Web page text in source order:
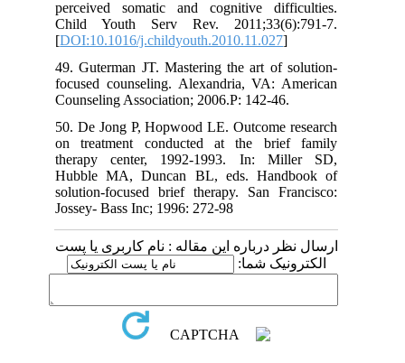
perceived somatic and cognitive difficulties.
Child Youth Serv Rev. 2011;33(6):791-7.
[DOI:10.1016/j.childyouth.2010.11.027
49. Guterman JT. Mastering the art of solution-
focused counseling. Alexandria, VA: American
Counseling Association; 2006.P: 142-46.
50. De Jong P, Hopwood LE. Outcome research
on treatment conducted at the brief family
therapy center, 1992-1993. In: Miller SD,
Hubble MA, Duncan BL, eds. Handbook of
solution-focused brief therapy. San Francisco:
Jossey- Bass Inc; 1996: 272-98
ارسال نظر درباره این مقاله : نام کاربری یا پست
الکترونیک شما: